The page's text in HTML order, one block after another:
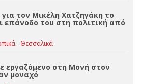
τα στοιχεία της ΕΛ.ΑΣ. για την
επάνοδο του στη πολιτική από